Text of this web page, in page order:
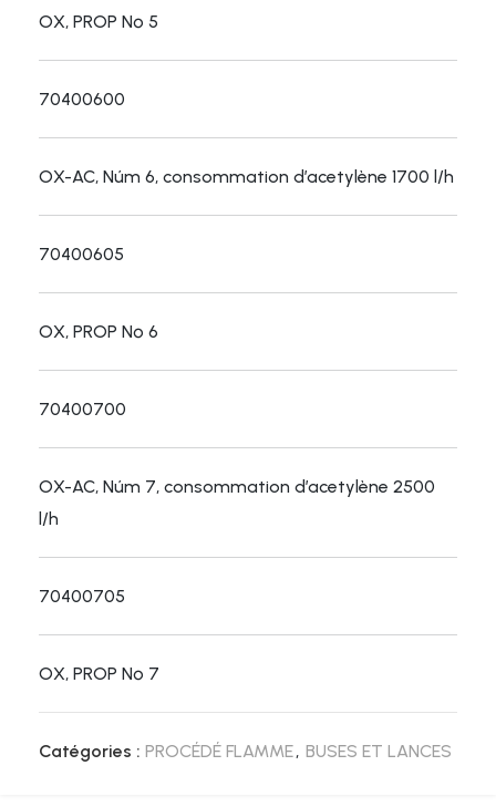
OX, PROP Nº 5
70400600
OX-AC, Núm 6, consommation d’acetylène 1700 l/h
70400605
OX, PROP Nº 6
70400700
OX-AC, Núm 7, consommation d’acetylène 2500
l/h
70400705
OX, PROP Nº 7
Catégories : PROCÉDÉ FLAMME, BUSES ET LANCES